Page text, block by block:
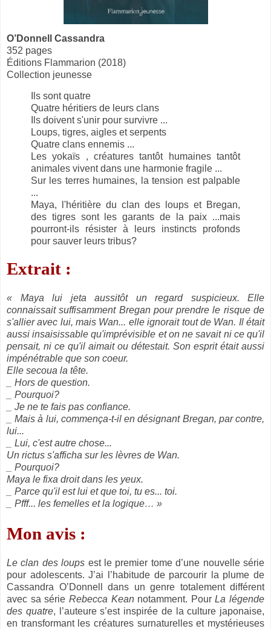
O’Donnell Cassandra
352 pages
Éditions Flammarion (2018)
Collection jeunesse
Ils sont quatre
Quatre héritiers de leurs clans
Ils doivent s'unir pour survivre ...
Loups, tigres, aigles et serpents
Quatre clans ennemis ...
Les yokaïs , créatures tantôt humaines tantôt
animales vivent dans une harmonie fragile ...
Sur les terres humaines, la tension est palpable
...
Maya, l'héritière du clan des loups et Bregan,
des tigres sont les garants de la paix ...mais
pourront-ils résister à leurs instincts profonds
pour sauver leurs tribus?
Extrait :
« Maya lui jeta aussitôt un regard suspicieux. Elle
connaissait suffisamment Bregan pour prendre le risque de
s'allier avec lui, mais Wan... elle ignorait tout de Wan. Il était
aussi insaisissable qu'imprévisible et on ne savait ni ce qu'il
pensait, ni ce qu'il aimait ou détestait. Son esprit était aussi
impénétrable que son coeur.
Elle secoua la tête.
_ Hors de question.
_ Pourquoi?
_ Je ne te fais pas confiance.
_ Mais à lui, commença-t-il en désignant Bregan, par contre,
lui...
_ Lui, c'est autre chose...
Un rictus s'afficha sur les lèvres de Wan.
_ Pourquoi?
Maya le fixa droit dans les yeux.
_ Parce qu'il est lui et que toi, tu es... toi.
_ Pfff... les femelles et la logique… »
Mon avis :
Le clan des loups est le premier tome d’une nouvelle série
pour adolescents. J’ai l’habitude de parcourir la plume de
Cassandra O’Donnell dans un genre totalement différent
avec sa série Rebecca Kean notamment. PourLa légende
des quatre, l’auteure s’est inspirée de la culture japonaise,
en transformant les créatures surnaturelles et mystérieuses